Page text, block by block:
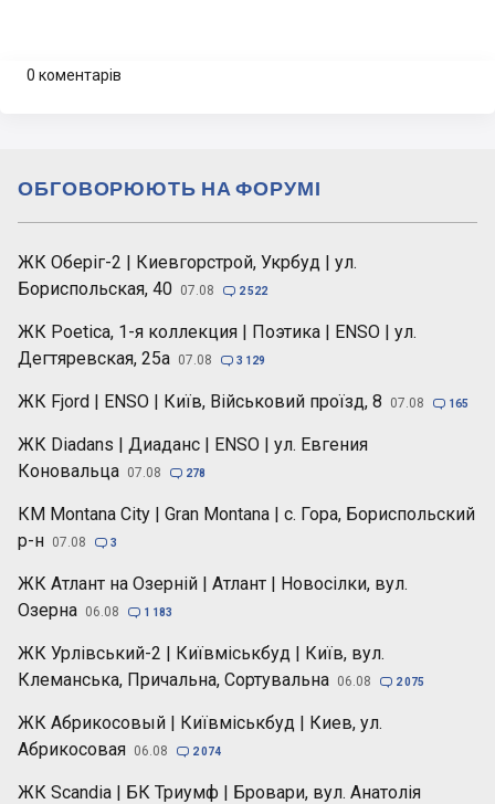
0 коментарів
ЖК Оберіг-2 | Киевгорстрой, Укрбуд | ул.
Бориспольская, 40 07.08  2 522
ЖК Poetica, 1-я коллекция | Поэтика | ENSO | ул.
Дегтяревская, 25а 07.08  3 129
ЖК Fjord | ENSO | Київ, Військовий проїзд, 8 07.08  165
ЖК Diadans | Диаданс | ENSO | ул. Евгения
Коновальца 07.08  278
КМ Montana City | Gran Montana | с. Гора, Бориспольский
р-н 07.08  3
ЖК Атлант на Озерній | Атлант | Новосілки, вул.
Озерна 06.08  1 183
ЖК Урлівський-2 | Київміськбуд | Київ, вул.
Клеманська, Причальна, Сортувальна 06.08  2 075
ЖК Абрикосовый | Київміськбуд | Киев, ул.
Абрикосовая 06.08  2 074
ЖК Scandia | БК Триумф | Бровари, вул. Анатолія
ОБГОВОРЮЮТЬ НА ФОРУМІ